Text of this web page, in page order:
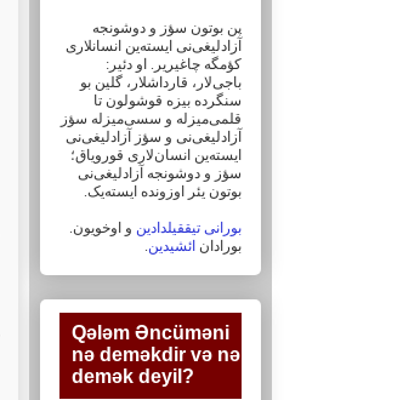
پن بوتون سؤز و دوشونجه
آزادلیغی‌نی ایسته‌ین انسانلاری
کؤمگه چاغیریر. او دئیر:
باجی‌لار، ‏قارداشلار، گلین بو
سنگرده بیزه قوشولون تا
قلمی‌میزله و سسی‌میزله سؤز
آزادلیغی‌نی و سؤز ‏آزادلیغی‌نی
ایسته‌ین انسان‌لاری قورویاق؛
سؤز و دوشونجه آزادلیغی‌نی
بوتون یئر اوزونده ایسته‌یک. ‏
بورانی تیققیلدادین و اوخویون.
بورادان ائشیدین.
Qələm Əncüməni
nə deməkdir və nə
demək deyil?‎